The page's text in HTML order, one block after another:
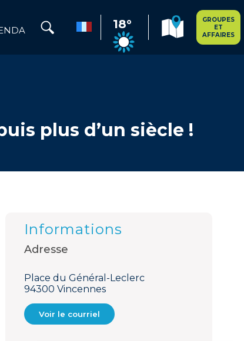
18°
GROUPES
ET
AFFAIRES
plus d’un siècle !
Informations
Adresse
Place du Général-Leclerc
94300 Vincennes
Voir le courriel